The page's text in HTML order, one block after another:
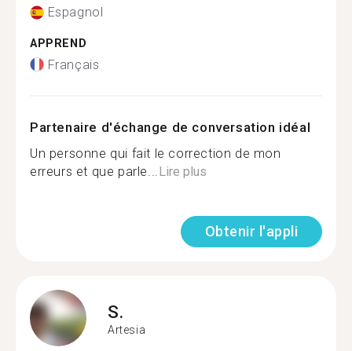
Espagnol
APPREND
Français
Partenaire d'échange de conversation idéal
Un personne qui fait le correction de mon
erreurs et que parle... Lire plus
Obtenir l'appli
S.
Artesia